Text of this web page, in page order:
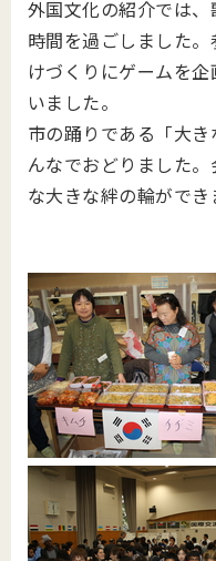
外国文化の紹介では
時間を過ごしました
けづくりにゲームを
いました。
市の踊りである「大
んなでおどりました
な大きな絆の輪ができ
会場い